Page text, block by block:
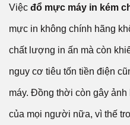
Việc đổ mực máy in kém
mực in không chính hãng
chất lượng in ấn mà còn
nguy cơ tiêu tốn tiền điện
máy. Đồng thời còn gây
của mọi người nữa, vì thế